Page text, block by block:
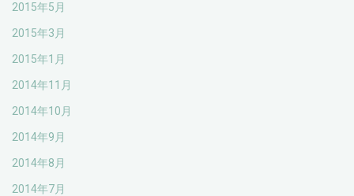
2015年5月
2015年3月
2015年1月
2014年11月
2014年10月
2014年9月
2014年8月
2014年7月